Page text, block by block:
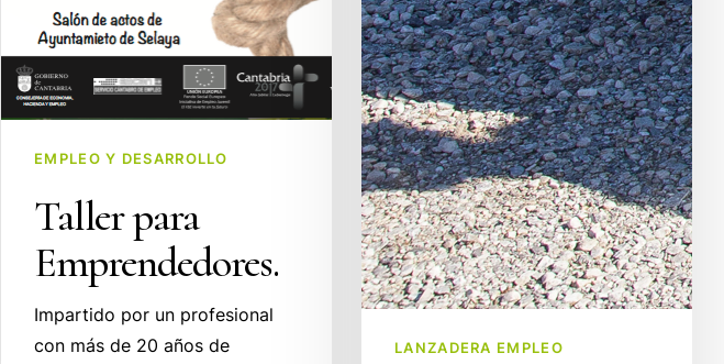
LANZADERA EMPLEO
EMPLEO Y DESARROLLO
Taller para
Emprendedores.
Impartido por un profesional
con más de 20 años de